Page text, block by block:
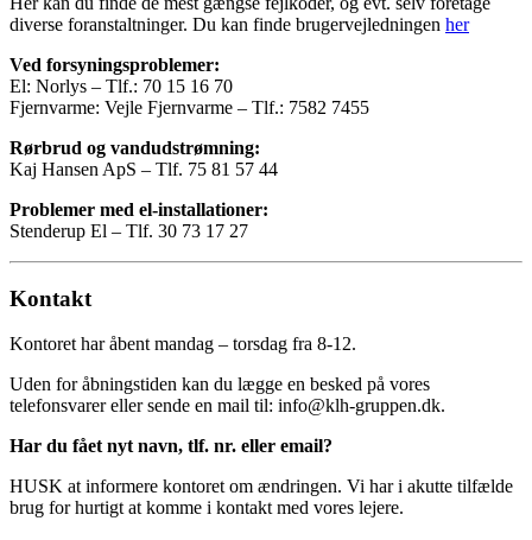
diverse foranstaltninger. Du kan finde brugervejledningen her
Ved forsyningsproblemer:
El: Norlys – Tlf.: 70 15 16 70
Fjernvarme: Vejle Fjernvarme – Tlf.: 7582 7455
Rørbrud og vandudstrømning:
Kaj Hansen ApS – Tlf. 75 81 57 44
Problemer med el-installationer:
Stenderup El – Tlf. 30 73 17 27
Kontakt
Kontoret har åbent mandag – torsdag fra 8-12.
Uden for åbningstiden kan du lægge en besked på vores
telefonsvarer eller sende en mail til: info@klh-gruppen.dk.
Har du fået nyt navn, tlf. nr. eller email?
HUSK at informere kontoret om ændringen. Vi har i akutte tilfælde
brug for hurtigt at komme i kontakt med vores lejere.